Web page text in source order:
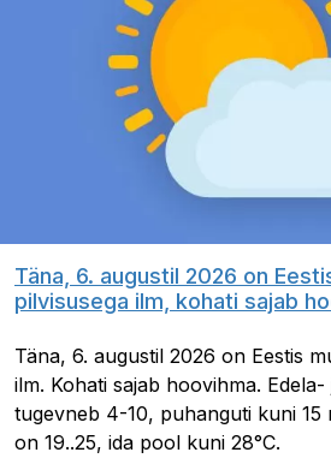
Täna, 6. augustil 2026 on
pilvisusega ilm, kohati sajab
Täna, 6. augustil 2026 on Eestis
ilm. Kohati sajab hoovihma.
tugevneb 4-10, puhanguti kuni
on 19..25, ida pool kuni 28°C.